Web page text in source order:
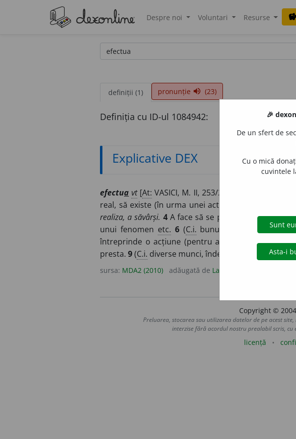
Despre noi Voluntari Resurse savings
definiții (1) pronunție volume_up (23)
Definiția cu ID-ul 1084942:
Explicative DEX
efectua vt[At: VASICI, M. II, 253/2 /
real, să existe (în urma unei activități prestate în
realiza, a săvârși. 4A face să se producă, să aibă
unui fenomen etc. 6(C.i. bunuri materiale,
întreprinde o acțiune (pentru atingerea unui
presta. 9(C.i. diverse munci, îndeletniciri, serviciietc.
sursa: MDA2 (2010) adăugată de LauraGellner
Copyright ©
Preluarea, stocarea sau utilizarea datelor de pe acest
interzise fără acordul nostru prealabil scris,
licență
🎉
De un sfert de
Cu o mică
cuvintele